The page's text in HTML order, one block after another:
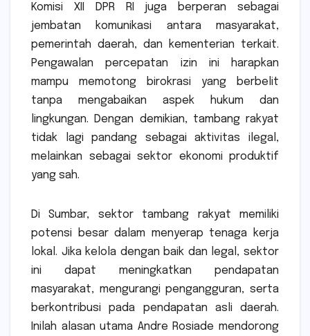
Komisi XII DPR RI juga berperan sebagai
jembatan komunikasi antara masyarakat,
pemerintah daerah, dan kementerian terkait.
Pengawalan percepatan izin ini harapkan
mampu memotong birokrasi yang berbelit
tanpa mengabaikan aspek hukum dan
lingkungan. Dengan demikian, tambang rakyat
tidak lagi pandang sebagai aktivitas ilegal,
melainkan sebagai sektor ekonomi produktif
yang sah.
Di Sumbar, sektor tambang rakyat memiliki
potensi besar dalam menyerap tenaga kerja
lokal. Jika kelola dengan baik dan legal, sektor
ini dapat meningkatkan pendapatan
masyarakat, mengurangi pengangguran, serta
berkontribusi pada pendapatan asli daerah.
Inilah alasan utama Andre Rosiade mendorong